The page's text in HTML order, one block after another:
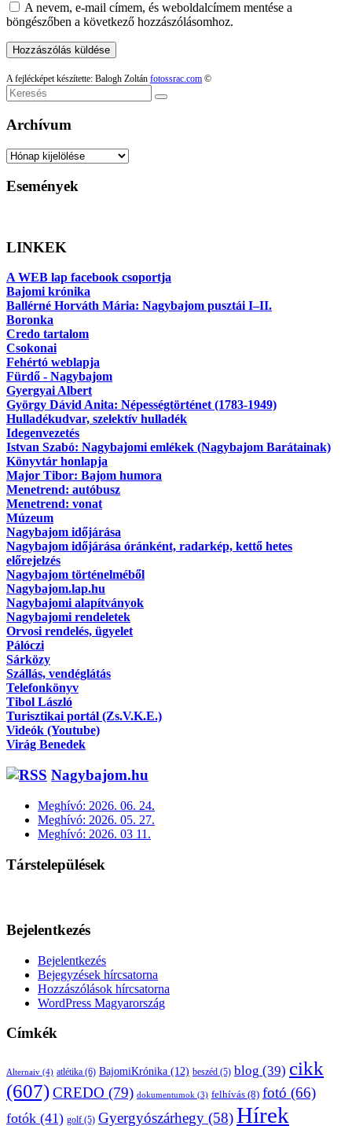
A nevem, e-mail címem, és weboldalcímem mentése a
böngészőben a következő hozzászólásomhoz.
A fejlécképet készítette: Balogh Zoltán fotossrac.com ©
Keresés
Archívum
Archívum
Események
LINKEK
A WEB lap facebook csoportja
Bajomi krónika
Ballérné Horváth Mária: Nagybajom pusztái I–II.
Boronka
Credo tartalom
Csokonai
Fehértó weblapja
Fürdő - Nagybajom
Gyergyai Albert
György Dávid Anita: Népességtörténet (1783-1949)
Hulladékudvar, szelektív hulladék
Idegenvezetés
Istvan Szabó: Nagybajomi emlékek (Nagybajom Barátainak)
Könyvtár honlapja
Major Tibor: Bajom humora
Menetrend: autóbusz
Menetrend: vonat
Múzeum
Nagybajom időjárása
Nagybajom időjárása óránként, radarkép, kettő hetes
előrejelzés
Nagybajom történelméből
Nagybajom.lap.hu
Nagybajomi alapítványok
Nagybajomi rendeletek
Orvosi rendelés, ügyelet
Pálóczi
Sárközy
Szállás, vendéglátás
Telefonkönyv
Tibol László
Turisztikai portál (Zs.V.K.E.)
Videók (Youtube)
Virág Benedek
Nagybajom.hu
Meghívó: 2026. 06. 24.
Meghívó: 2026. 05. 27.
Meghívó: 2026. 03 11.
Társtelepülések
Bejelentkezés
Bejelentkezés
Bejegyzések hírcsatorna
Hozzászólások hírcsatorna
WordPress Magyarország
Címkék
Alternaiv (4) atlétika (6) BajomiKrónika (12) beszéd (5) blog (39) cikk
(607)CREDO (79) dokumentumok (3) felhívás (8) fotó (66)
fotók (41) golf (5) Gyergyószárhegy (58)Hírek